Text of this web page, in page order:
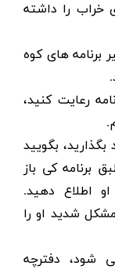
خراب را داشته
برنامه های کوه
رعایت کنید،
بگویید
برنامه کی باز
اطلاع دهید.
شدید او را
شود، دفترچه